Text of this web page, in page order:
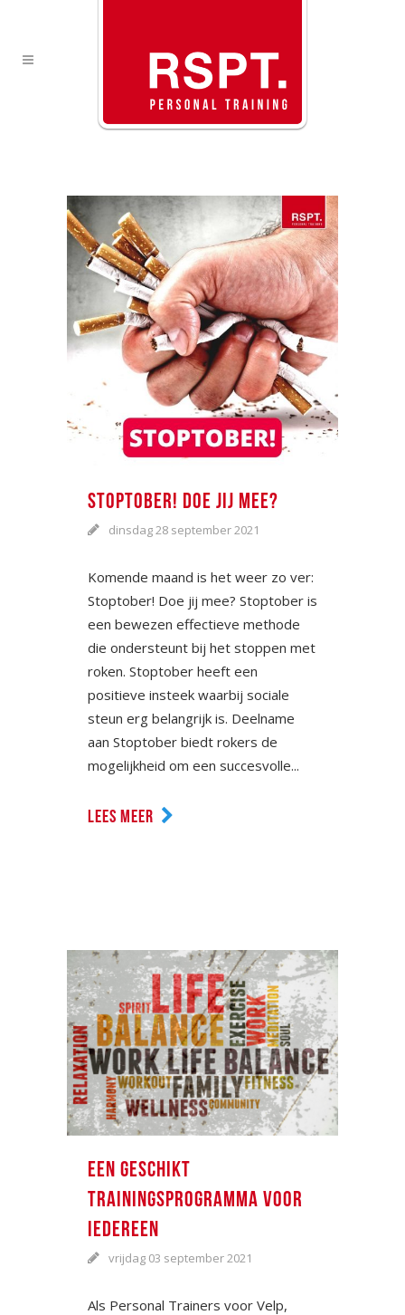
STOPTOBER! DOE JIJ MEE?
dinsdag 28 september 2021
Komende maand is het weer zo ver:
Stoptober! Doe jij mee? Stoptober is
een bewezen effectieve methode
die ondersteunt bij het stoppen met
roken. Stoptober heeft een
positieve insteek waarbij sociale
steun erg belangrijk is. Deelname
aan Stoptober biedt rokers de
mogelijkheid om een succesvolle...
LEES MEER
EEN GESCHIKT
TRAININGSPROGRAMMA VOOR
IEDEREEN
vrijdag 03 september 2021
Als Personal Trainers voor Velp,